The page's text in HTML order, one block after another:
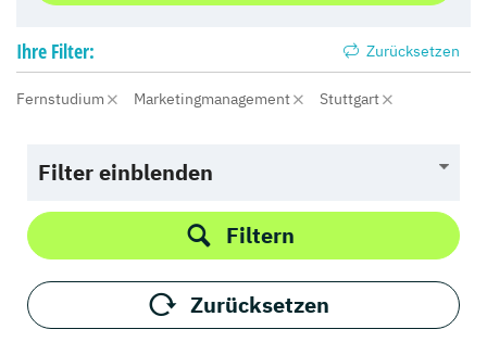
Ihre Filter: Zurücksetzen
Fernstudium Marketingmanagement Stuttgart
Filter einblenden
Filtern
Zurücksetzen